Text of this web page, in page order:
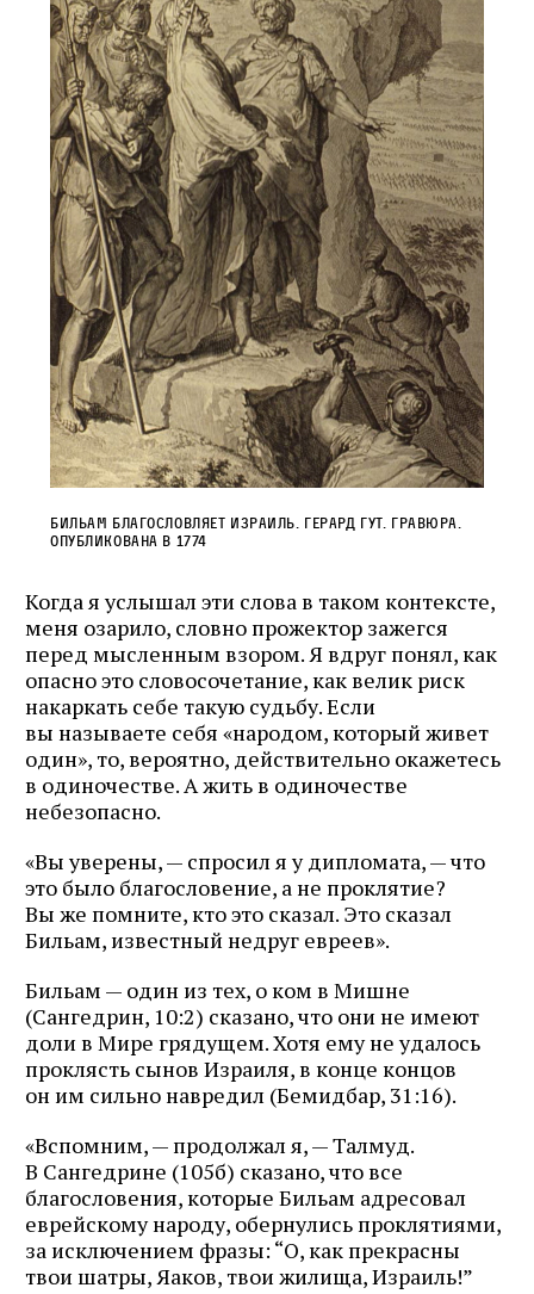
Бильам благословляет Израиль. Герард Гут. Гравюра.
Опубликована в 1774
Когда я услышал эти слова в таком контексте,
меня озарило, словно прожектор зажегся
перед мысленным взором. Я вдруг понял, как
опасно это словосочетание, как велик риск
накаркать себе такую судьбу. Если
вы называете себя «народом, который живет
один», то, вероятно, действительно окажетесь
в одиночестве. А жить в одиночестве
небезопасно.
«Вы уверены, — спросил я у дипломата, — что
это было благословение, а не проклятие?
Вы же помните, кто это сказал. Это сказал
Бильам, известный недруг евреев».
Бильам — один из тех, о ком в Мишне
(Сангедрин, 10:2) сказано, что они не имеют
доли в Мире грядущем. Хотя ему не удалось
проклясть сынов Израиля, в конце концов
он им сильно навредил (Бемидбар, 31:16).
«Вспомним, — продолжал я, — Талмуд.
В Сангедрине (105б) сказано, что все
благословения, которые Бильам адресовал
еврейскому народу, обернулись проклятиями,
за исключением фразы: “О, как прекрасны
твои шатры, Яаков, твои жилища, Израиль!”